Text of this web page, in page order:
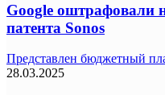
Google оштрафовали
патента Sonos
Представлен бюджетный
28.03.2025